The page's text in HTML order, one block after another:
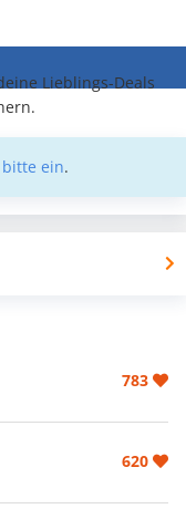
Lieblings-Deals
ein.
783
620